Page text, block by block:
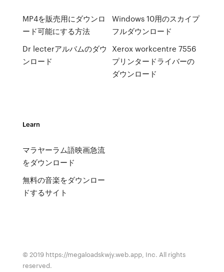
MP4を販売用にダウンロ
ード可能にする方法
Dr lecterアルバムのダウ
ンロード
Windows 10用のスカイプ
フルダウンロード
Xerox workcentre 7556
プリンタードライバーの
ダウンロード
Learn
マラヤーラム語映画急流
をダウンロード
無料の音楽をダウンロー
ドするサイト
© 2019 https://megaloadskwjy.web.app, Inc. All rights
reserved.